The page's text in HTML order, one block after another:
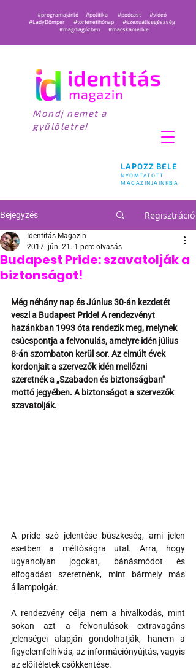
LAPOZZ BELE
NYOMTATOTT
MAGAZINJAINKBA
#programajánló #politika #podcast
#videó
#LadyDömper
#történetihónap
#szexuálisegészség
#magdiagőzben
#macskamedve
Mondj nemet a
gyűlöletre!
Bejegyzés Regisztráció
Budapest Pride: szavatolják a
biztonságot!
Identitás Magazin
2017. jún. 21. 1 perc olvasás
Még néhány nap és Június 30-án kezdetét
veszi a Budapest Pride! A rendezvényt
hazánkban 1993 óta rendezik meg, melynek
csúcspontja a felvonulás, amelyre idén július
8-án szombaton kerül sor. Az elmúlt évek
kordonjait a szervezők idén mellőzni
szeretnék a „Szabadon és biztonságban”
mottó jegyében. A biztonságot a szervezők
szavatolják.
A pride szó jelentése büszkeség, ami jelen
esetben a méltóságra utal. Arra, hogy
ugyanolyan jogokat, bánásmódot és
elfogadást szeretnénk, mint bármely más
állampolgár.
A rendezvény célja nem a hivalkodás, mint
sokan azt a felvonulások extravagáns
jelenségei alapján gondolhatják, hanem a
figyelemfelhívás, az információnyújtás, vagyis
az előítéletek csökkentése.